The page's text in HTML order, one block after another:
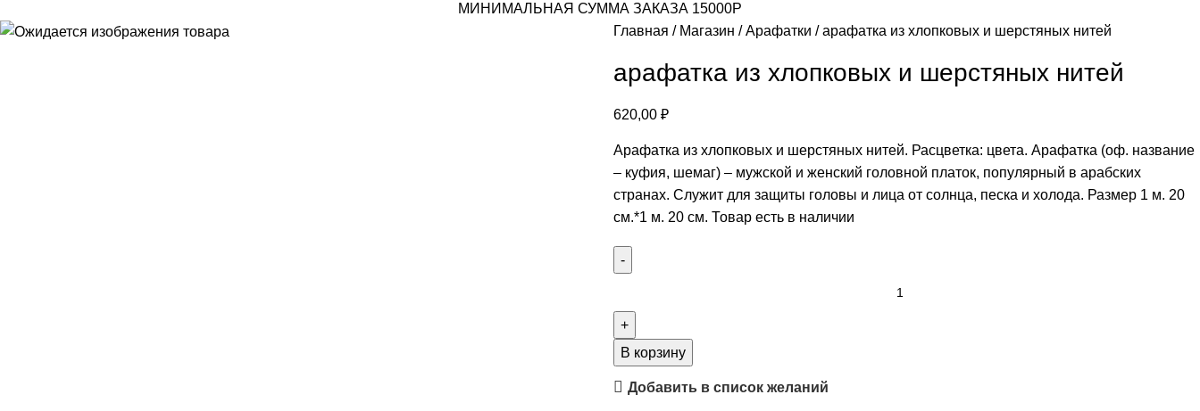
МИНИМАЛЬНАЯ СУММА ЗАКАЗА 15000Р
Главная
Магазин Арафатки арафатка из хлопковых и шерстяных нитей
арафатка из хлопковых и шерстяных нитей
620,00 ₽
Арафатка из хлопковых и шерстяных нитей. Расцветка: цвета. Арафатка (оф. название
– куфия, шемаг) – мужской и женский головной платок, популярный в арабских
странах. Служит для защиты головы и лица от солнца, песка и холода. Размер 1 м. 20
см.*1 м. 20 см. Товар есть в наличии
В корзину
Добавить в список желаний